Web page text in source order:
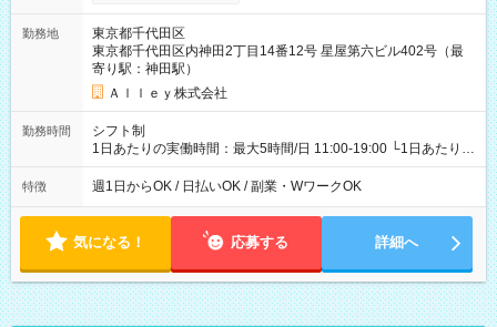
勤務地
東京都千代田区
東京都千代田区内神田2丁目14番12号 星屋第六ビル402号（最
寄り駅：神田駅）
Ａｌｌｅｙ株式会社
勤務時間
シフト制
1日あたりの実働時間：最大5時間/日 11:00-19:00 └1日あたりの
実働時間：1-5時間 └上記の時間帯内であれば、いつでも勤務可
能！ └平日・土曜日の中で、お好きな曜日でご勤務いただけま
18:00 などのように、自由な働き方が可能なお仕事です！
特徴 週1日からOK / 日払いOK / 副業・WワークOK
気になる！ 応募する 詳細へ